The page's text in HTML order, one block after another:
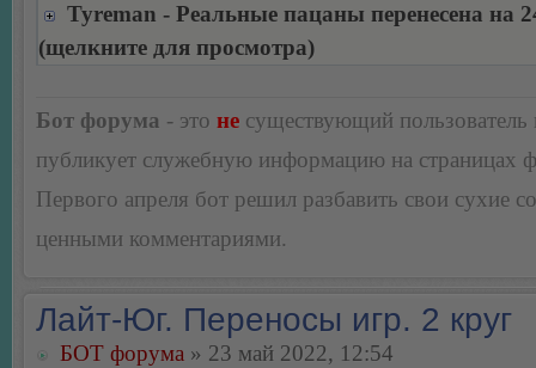
Tyreman - Реальные пацаны перенесена на
(щелкните для просмотра)
Бот форума - это не существующий пользователь
публикует служебную информацию на страницах
Первого апреля бот решил разбавить свои сухие
ценными комментариями.
Лайт-Юг. Переносы игр. 2 круг
БОТ форума » 23 май 2022, 12:54